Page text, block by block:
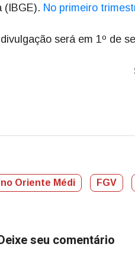
(IBGE). No primeiro
será em 1º de
Oriente Médi FGV
seu comentário